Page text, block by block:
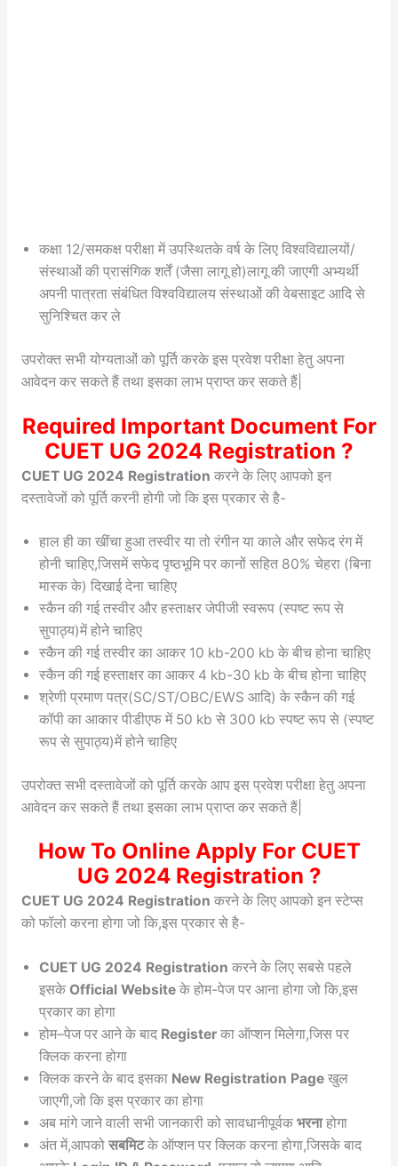
कक्षा 12/समकक्ष परीक्षा में उपस्थितके वर्ष के लिए विश्वविद्यालयों/
संस्थाओं की प्रासंगिक शर्तें (जैसा लागू हो)लागू की जाएगी अभ्यर्थी
अपनी पात्रता संबंधित विश्वविद्यालय संस्थाओं की वेबसाइट आदि से
सुनिश्चित कर ले
उपरोक्त सभी योग्यताओं को पूर्ति करके इस प्रवेश परीक्षा हेतु अपना
आवेदन कर सकते हैं तथा इसका लाभ प्राप्त कर सकते हैं|
Required Important Document For
CUET UG 2024 Registration ?
CUET UG 2024 Registration करने के लिए आपको इन
दस्तावेजों को पूर्ति करनी होगी जो कि इस प्रकार से है-
हाल ही का खींचा हुआ तस्वीर या तो रंगीन या काले और सफेद रंग में
होनी चाहिए,जिसमें सफेद पृष्ठभूमि पर कानों सहित 80% चेहरा (बिना
मास्क के) दिखाई देना चाहिए
स्कैन की गई तस्वीर और हस्ताक्षर जेपीजी स्वरूप (स्पष्ट रूप से
सुपाठ्य)में होने चाहिए
स्कैन की गई तस्वीर का आकर 10 kb-200 kb के बीच होना चाहिए
स्कैन की गई हस्ताक्षर का आकर 4 kb-30 kb के बीच होना चाहिए
श्रेणी प्रमाण पत्र(SC/ST/OBC/EWS आदि) के स्कैन की गई
कॉपी का आकार पीडीएफ में 50 kb से 300 kb स्पष्ट रूप से (स्पष्ट
रूप से सुपाठ्य)में होने चाहिए
उपरोक्त सभी दस्तावेजों को पूर्ति करके आप इस प्रवेश परीक्षा हेतु अपना
आवेदन कर सकते हैं तथा इसका लाभ प्राप्त कर सकते हैं|
How To Online Apply For CUET
UG 2024 Registration ?
CUET UG 2024 Registration करने के लिए आपको इन स्टेप्स
को फॉलो करना होगा जो कि,इस प्रकार से है-
CUET UG 2024 Registration करने के लिए सबसे पहले
इसके Official Website के होम-पेज पर आना होगा जो कि,इस
प्रकार का होगा
होम–पेज पर आने के बाद Register का ऑप्शन मिलेगा,जिस पर
क्लिक करना होगा
क्लिक करने के बाद इसका New Registration Page खुल
जाएगी,जो कि इस प्रकार का होगा
अब मांगे जाने वाली सभी जानकारी को सावधानीपूर्वक भरनाहोगा
अंत में,आपको सबमिटके ऑप्शन पर क्लिक करना होगा,जिसके बाद